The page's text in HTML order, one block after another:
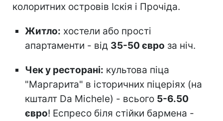
колоритних островів Іскія і Прочіда.
Житло: хостели або прості
апартаменти - від 35-50 євро за ніч.
Чек у ресторані: культова піца
"Маргарита" в історичних піцеріях (на
кшталт Da Michele) - всього 5-6.50
євро! Еспресо біля стійки бармена -